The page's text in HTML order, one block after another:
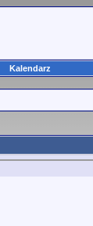
Kalendarz